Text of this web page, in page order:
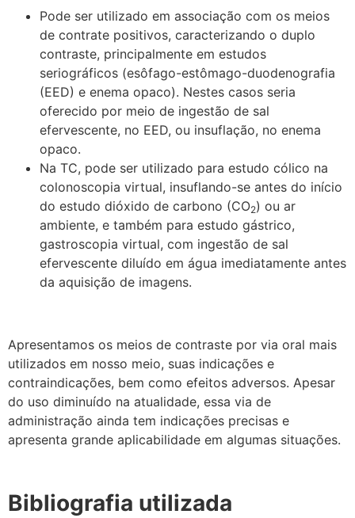
Pode ser utilizado em associação com os meios
de contrate positivos, caracterizando o duplo
contraste, principalmente em estudos
seriográficos (esôfago-estômago-duodenografia
(EED) e enema opaco). Nestes casos seria
oferecido por meio de ingestão de sal
efervescente, no EED, ou insuflação, no enema
opaco.
Na TC, pode ser utilizado para estudo cólico na
colonoscopia virtual, insuflando-se antes do início
do estudo dióxido de carbono (CO2) ou ar
ambiente, e também para estudo gástrico,
gastroscopia virtual, com ingestão de sal
efervescente diluído em água imediatamente antes
da aquisição de imagens.
Apresentamos os meios de contraste por via oral mais
utilizados em nosso meio, suas indicações e
contraindicações, bem como efeitos adversos. Apesar
do uso diminuído na atualidade, essa via de
administração ainda tem indicações precisas e
apresenta grande aplicabilidade em algumas situações.
Bibliografia utilizada